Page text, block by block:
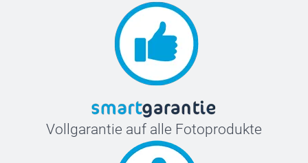
Vollgarantie auf alle Fotoprodukte